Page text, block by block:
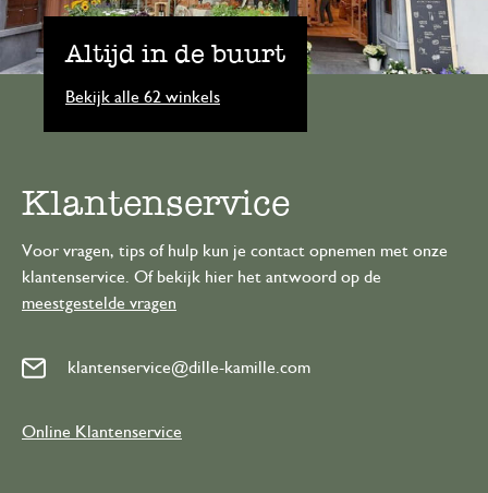
Altijd in de buurt
Bekijk alle 62 winkels
Klantenservice
Voor vragen, tips of hulp kun je contact opnemen met onze
klantenservice. Of bekijk hier het antwoord op de
meestgestelde vragen
klantenservice@dille-kamille.com
Online Klantenservice